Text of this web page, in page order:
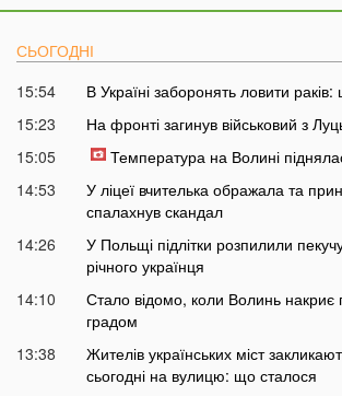
СЬОГОДНІ
15:54
В Україні заборонять ловити
15:23
На фронті загинув військовий з
15:05
Температура на Волині
14:53
У ліцеї вчителька ображала та
спалахнув скандал
14:26
У Польщі підлітки розпилили
річного українця
14:10
Стало відомо, коли Волинь накриє
градом
13:38
Жителів українських міст
сьогодні на вулицю: що сталося